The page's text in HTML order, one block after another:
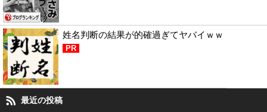
姓名判断の結果が的確過ぎてヤバイｗｗ
PR
最近の投稿